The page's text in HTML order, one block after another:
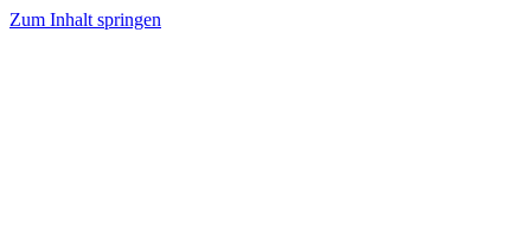
Zum Inhalt springen